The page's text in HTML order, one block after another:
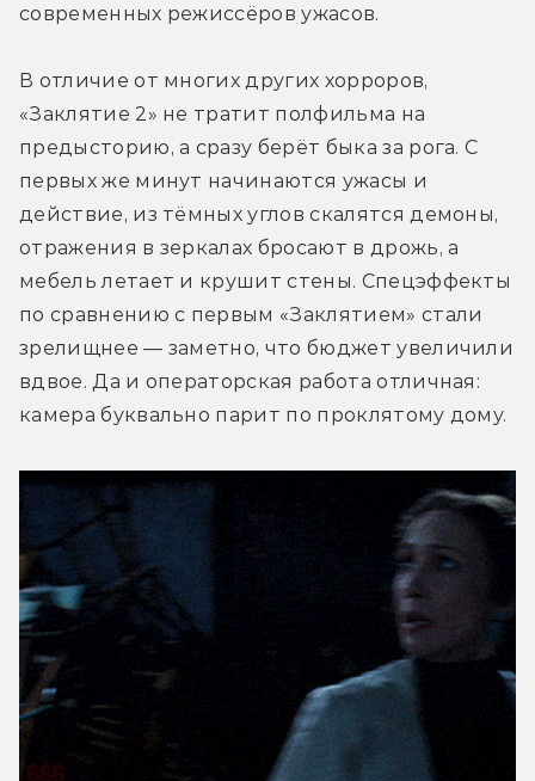
современных режиссёров ужасов.
В отличие от многих других хорроров,
«Заклятие 2» не тратит полфильма на
предысторию, а сразу берёт быка за рога. С
первых же минут начинаются ужасы и
действие, из тёмных углов скалятся демоны,
отражения в зеркалах бросают в дрожь, а
мебель летает и крушит стены. Спецэффекты
по сравнению с первым «Заклятием» стали
зрелищнее — заметно, что бюджет увеличили
вдвое. Да и операторская работа отличная:
камера буквально парит по проклятому дому.